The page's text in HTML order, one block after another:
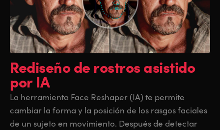
Rediseño de rostrosasistido
por IA
La herramienta Face Reshaper (IA) te permite
cambiar la forma y la posición de los rasgos faciales
de un sujeto en movimiento. Después de detectar